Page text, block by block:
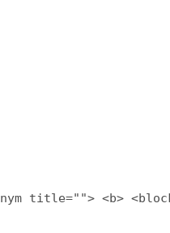
title=""> <b>